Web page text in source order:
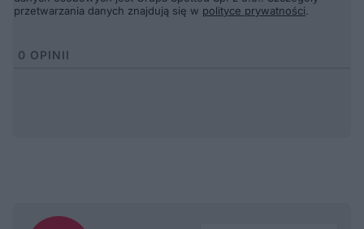
przetwarzania danych znajdują się w polityce prywatności.
0 OPINII